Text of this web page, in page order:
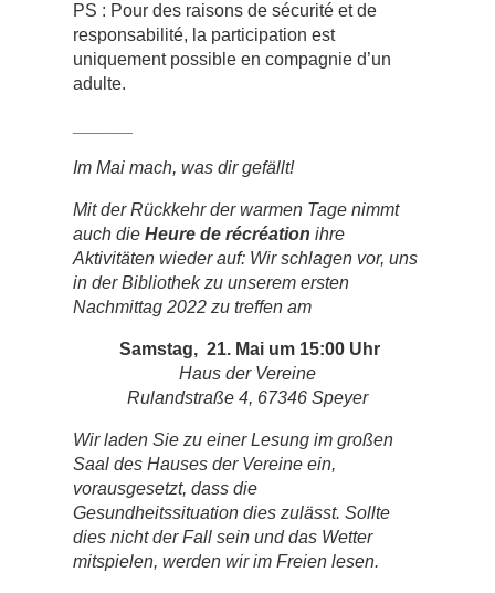
PS : Pour des raisons de sécurité et de
responsabilité, la participation est
uniquement possible en compagnie d’un
adulte.
Im Mai mach, was dir gefällt!
Mit der Rückkehr der warmen Tage nimmt
auch die Heure de récréation ihre
Aktivitäten wieder auf: Wir schlagen vor, uns
in der Bibliothek zu unserem ersten
Nachmittag 2022 zu treffen am
Samstag, 21. Mai um 15:00 Uhr
Haus der Vereine
Rulandstraße 4, 67346 Speyer
Wir laden Sie zu einer Lesung im großen
Saal des Hauses der Vereine ein,
vorausgesetzt, dass die
Gesundheitssituation dies zulässt. Sollte
dies nicht der Fall sein und das Wetter
mitspielen, werden wir im Freien lesen.